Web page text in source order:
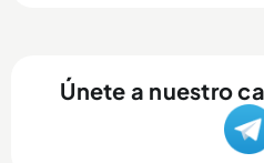
Únete a nuestro